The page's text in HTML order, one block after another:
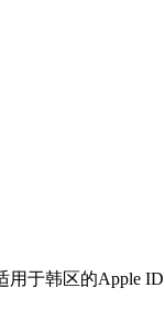
于韩区的Apple